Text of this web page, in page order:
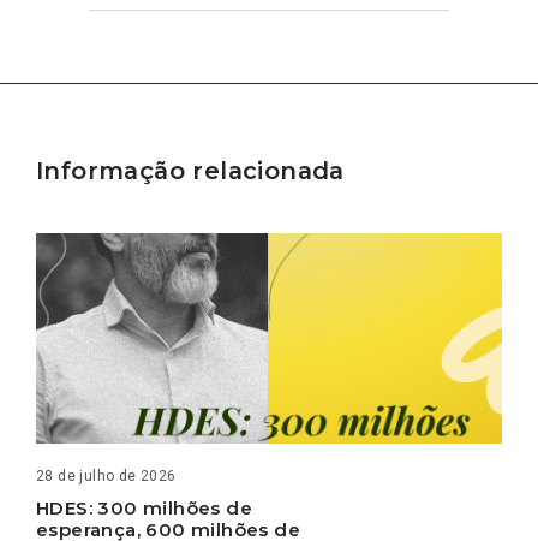
Informação relacionada
28 de julho de 2026
HDES: 300 milhões de
esperança, 600 milhões de